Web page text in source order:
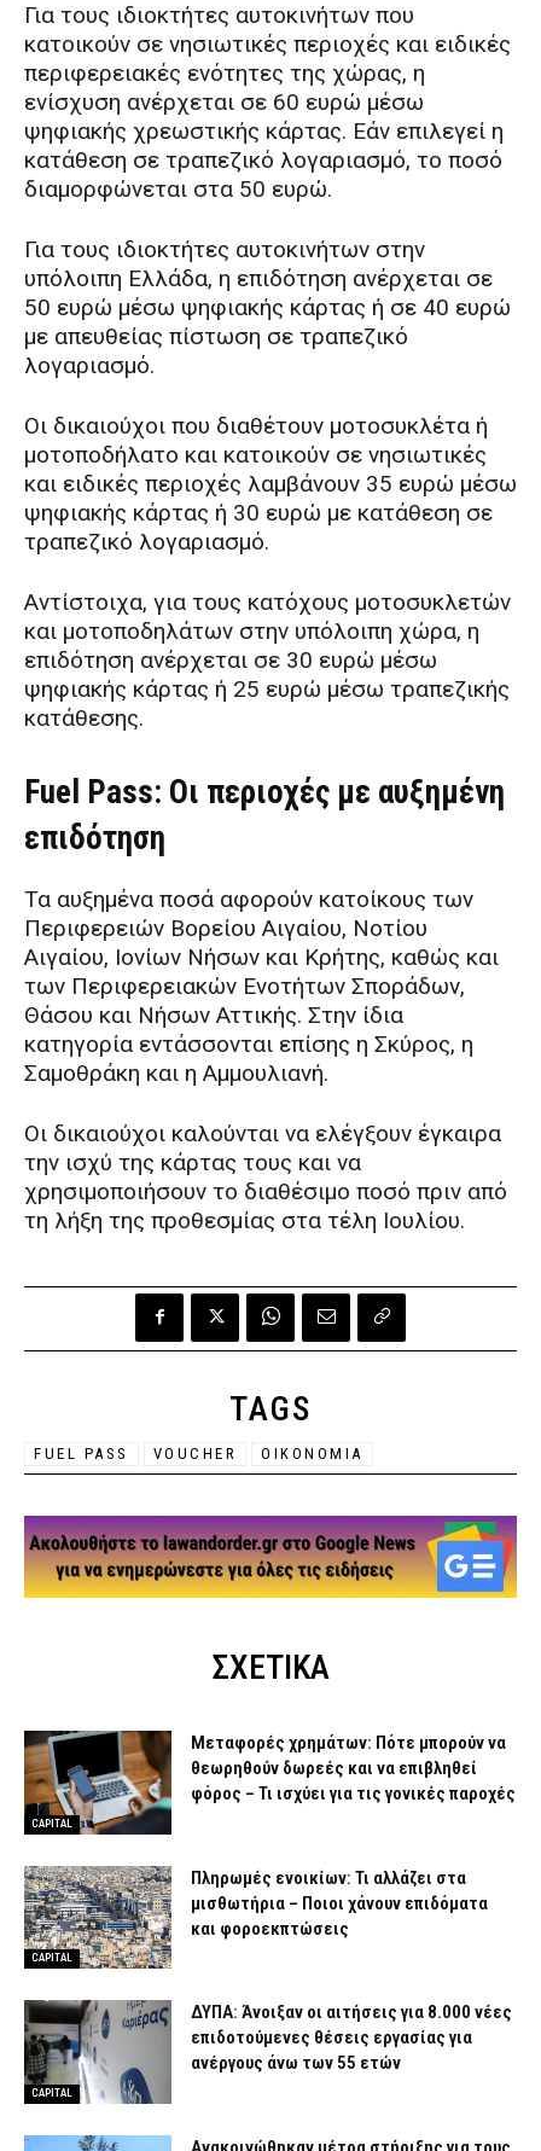
Για τους ιδιοκτήτες αυτοκινήτων που
κατοικούν σε νησιωτικές περιοχές και ειδικές
περιφερειακές ενότητες της χώρας, η
ενίσχυση ανέρχεται σε 60 ευρώ μέσω
ψηφιακής χρεωστικής κάρτας. Εάν επιλεγεί η
κατάθεση σε τραπεζικό λογαριασμό, το ποσό
διαμορφώνεται στα 50 ευρώ.
Για τους ιδιοκτήτες αυτοκινήτων στην
υπόλοιπη Ελλάδα, η επιδότηση ανέρχεται σε
50 ευρώ μέσω ψηφιακής κάρτας ή σε 40 ευρώ
με απευθείας πίστωση σε τραπεζικό
λογαριασμό.
Οι δικαιούχοι που διαθέτουν μοτοσυκλέτα ή
μοτοποδήλατο και κατοικούν σε νησιωτικές
και ειδικές περιοχές λαμβάνουν 35 ευρώ μέσω
ψηφιακής κάρτας ή 30 ευρώ με κατάθεση σε
τραπεζικό λογαριασμό.
Αντίστοιχα, για τους κατόχους μοτοσυκλετών
και μοτοποδηλάτων στην υπόλοιπη χώρα, η
επιδότηση ανέρχεται σε 30 ευρώ μέσω
ψηφιακής κάρτας ή 25 ευρώ μέσω τραπεζικής
κατάθεσης.
Fuel Pass: Οι περιοχές με αυξημένη
επιδότηση
Τα αυξημένα ποσά αφορούν κατοίκους των
Περιφερειών Βορείου Αιγαίου, Νοτίου
Αιγαίου, Ιονίων Νήσων και Κρήτης, καθώς και
των Περιφερειακών Ενοτήτων Σποράδων,
Θάσου και Νήσων Αττικής. Στην ίδια
κατηγορία εντάσσονται επίσης η Σκύρος, η
Σαμοθράκη και η Αμμουλιανή.
Οι δικαιούχοι καλούνται να ελέγξουν έγκαιρα
την ισχύ της κάρτας τους και να
χρησιμοποιήσουν το διαθέσιμο ποσό πριν από
τη λήξη της προθεσμίας στα τέλη Ιουλίου.
TAGS
FUEL PASS VOUCHER ΟΙΚΟΝΟΜΙΑ
ΣΧΕΤΙΚΑ
CAPITAL
Μεταφορές χρημάτων: Πότε μπορούν να
θεωρηθούν δωρεές και να επιβληθεί
φόρος – Τι ισχύει για τις γονικές παροχές
CAPITAL
Πληρωμές ενοικίων: Τι αλλάζει στα
μισθωτήρια – Ποιοι χάνουν επιδόματα
και φοροεκπτώσεις
CAPITAL
ΔΥΠΑ: Άνοιξαν οι αιτήσεις για 8.000 νέες
επιδοτούμενες θέσεις εργασίας για
ανέργους άνω των 55 ετών